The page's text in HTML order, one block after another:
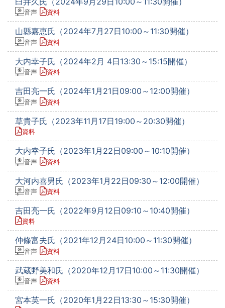
音声 資料
山縣嘉恵氏（2024年7月27日10:00～11:30開催）
音声 資料
大内幸子氏（2024年2月 4日13:30～15:15開催）
音声 資料
吉田亮一氏（2024年1月21日09:00～12:00開催）
音声 資料
草貴子氏（2023年11月17日19:00～20:30開催）
資料
大内幸子氏（2023年1月22日09:00～10:10開催）
音声 資料
大河内喜男氏（2023年1月22日09:30～12:00開催）
音声 資料
吉田亮一氏（2022年9月12日09:10～10:40開催）
資料
仲條富夫氏（2021年12月24日10:00～11:30開催）
音声 資料
武蔵野美和氏（2020年12月17日10:00～11:30開催）
音声 資料
宮本英一氏（2020年1月22日13:30～15:30開催）